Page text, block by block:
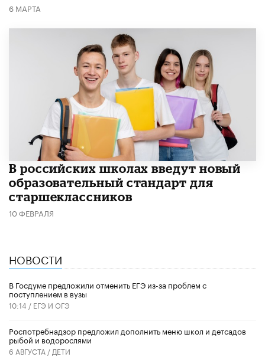
6 МАРТА
В российских школах введут новый
образовательный стандарт для
старшеклассников
10 ФЕВРАЛЯ
НОВОСТИ
В Госдуме предложили отменить ЕГЭ из-за проблем с
поступлением в вузы
10:14 / ЕГЭ И ОГЭ
Роспотребнадзор предложил дополнить меню школ и детсадов
рыбой и водорослями
6 АВГУСТА / ДЕТИ